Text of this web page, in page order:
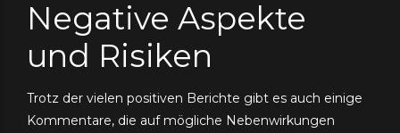
Negative Aspekte
und Risiken
Trotz der vielen positiven Berichte gibt es auch einige
Kommentare, die auf mögliche Nebenwirkungen